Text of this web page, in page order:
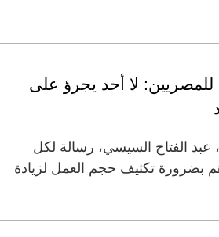
للمصريين: لا أحد يجرؤ على
الفتاح السيسي، رسالة لكل
بضرورة تكثيف حجم العمل لزيادة